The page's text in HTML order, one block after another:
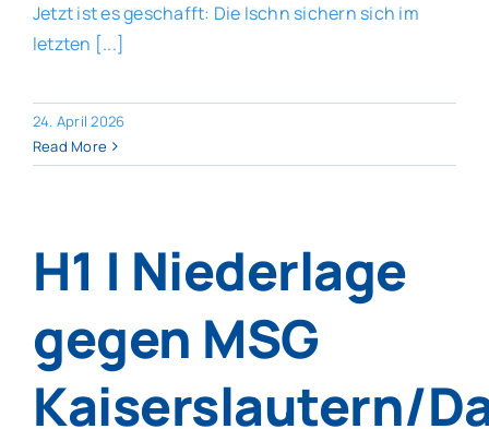
Jetzt ist es geschafft: Die Ischn sichern sich im
letzten [...]
24. April 2026
Read More
H1 | Niederlage
gegen MSG
Kaiserslautern/